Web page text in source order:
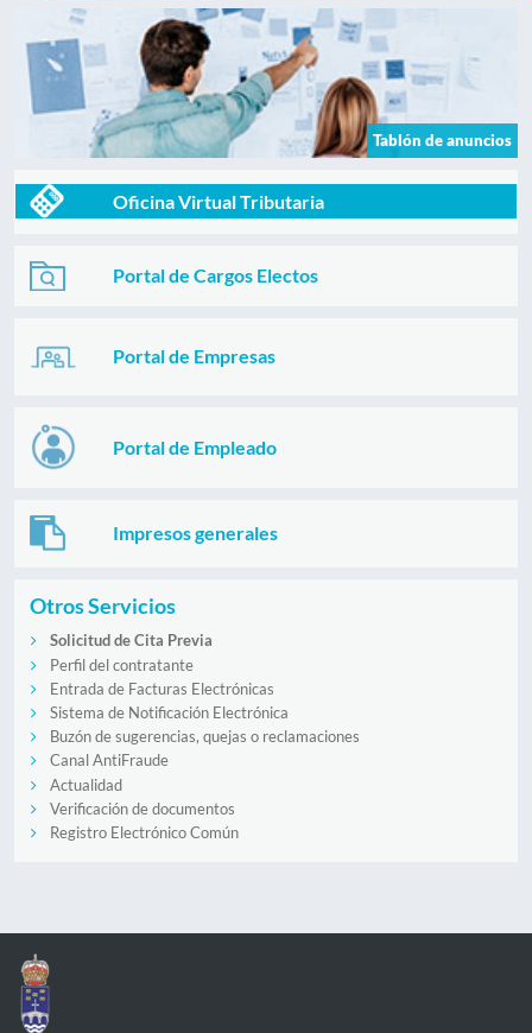
Tablón de anuncios
Oficina Virtual Tributaria
Portal de Cargos Electos
Portal de Empresas
Portal de Empleado
Impresos generales
Otros Servicios
Solicitud de Cita Previa
Perfil del contratante
Entrada de Facturas Electrónicas
Sistema de Notificación Electrónica
Buzón de sugerencias, quejas o reclamaciones
Canal AntiFraude
Actualidad
Verificación de documentos
Registro Electrónico Común